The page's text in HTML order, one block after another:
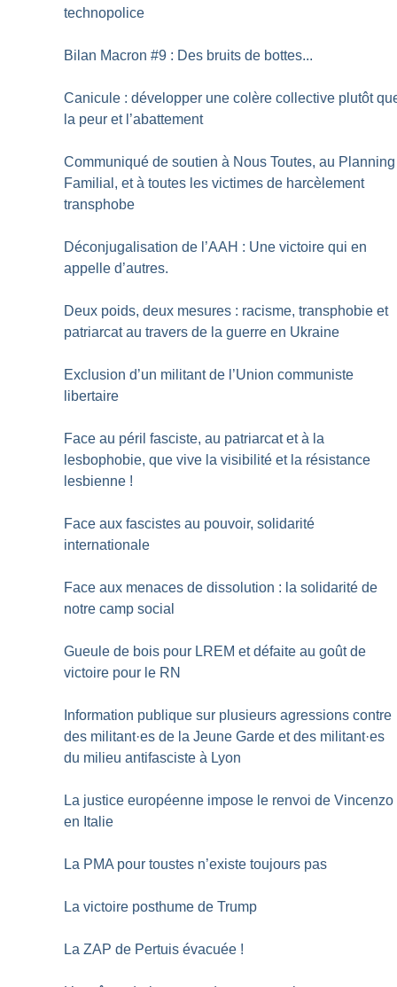
technopolice
Bilan Macron #9 : Des bruits de bottes...
Canicule : développer une colère collective plutôt
la peur et l’abattement
Communiqué de soutien à Nous Toutes, au Planning
Familial, et à toutes les victimes de harcèlement
transphobe
Déconjugalisation de l’AAH : Une victoire qui en
appelle d’autres.
Deux poids, deux mesures : racisme, transphobie et
patriarcat au travers de la guerre en Ukraine
Exclusion d’un militant de l’Union communiste
libertaire
Face au péril fasciste, au patriarcat et à la
lesbophobie, que vive la visibilité et la résistance
lesbienne !
Face aux fascistes au pouvoir, solidarité
internationale
Face aux menaces de dissolution : la solidarité de
notre camp social
Gueule de bois pour LREM et défaite au goût de
victoire pour le RN
Information publique sur plusieurs agressions contre
des militant·es de la Jeune Garde et des militant·es
du milieu antifasciste à Lyon
La justice européenne impose le renvoi de Vincenzo
en Italie
La PMA pour toustes n’existe toujours pas
La victoire posthume de Trump
La ZAP de Pertuis évacuée !